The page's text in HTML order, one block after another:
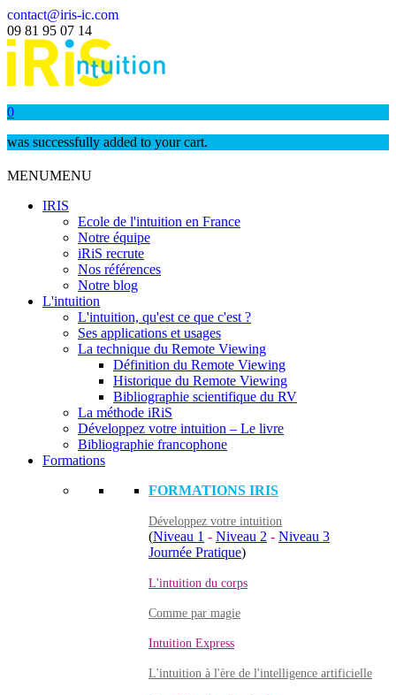
contact@iris-ic.com
09 81 95 07 14
0
was successfully added to your cart.
MENUMENU
IRIS
Ecole de l'intuition en France
Notre équipe
iRiS recrute
Nos références
Notre blog
L'intuition
L'intuition, qu'est ce que c'est ?
Ses applications et usages
La technique du Remote Viewing
Définition du Remote Viewing
Historique du Remote Viewing
Bibliographie scientifique du RV
La méthode iRiS
Développez votre intuition – Le livre
Bibliographie francophone
Formations
FORMATIONS IRIS
Développez votre intuition
(Niveau 1 - Niveau 2 - Niveau 3
Journée Pratique)
L'intuition du corps
Comme par magie
Intuition Express
L'intuition à l'ère de l'intelligence artificielle